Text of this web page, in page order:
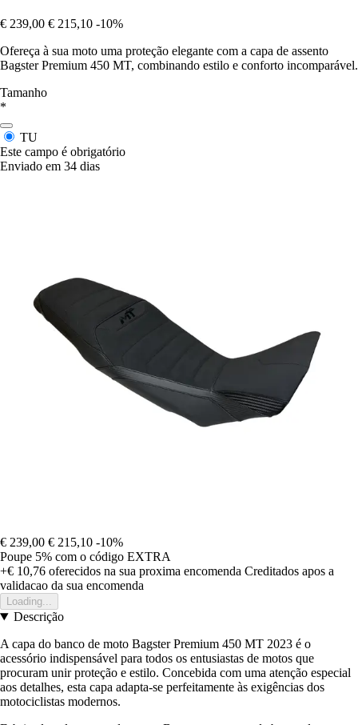
€ 239,00 € 215,10 -10%
Ofereça à sua moto uma proteção elegante com a capa de assento
Bagster Premium 450 MT, combinando estilo e conforto incomparável.
Tamanho
*
TU
Este campo é obrigatório
Enviado em 34 dias
€ 239,00 € 215,10 -10%
Poupe 5% com o código EXTRA
+€ 10,76 oferecidos na sua proxima encomenda Creditados apos a
validacao da sua encomenda
Loading...
Descrição
A capa do banco de moto Bagster Premium 450 MT 2023 é o
acessório indispensável para todos os entusiastas de motos que
procuram unir proteção e estilo. Concebida com uma atenção especial
aos detalhes, esta capa adapta-se perfeitamente às exigências dos
motociclistas modernos.